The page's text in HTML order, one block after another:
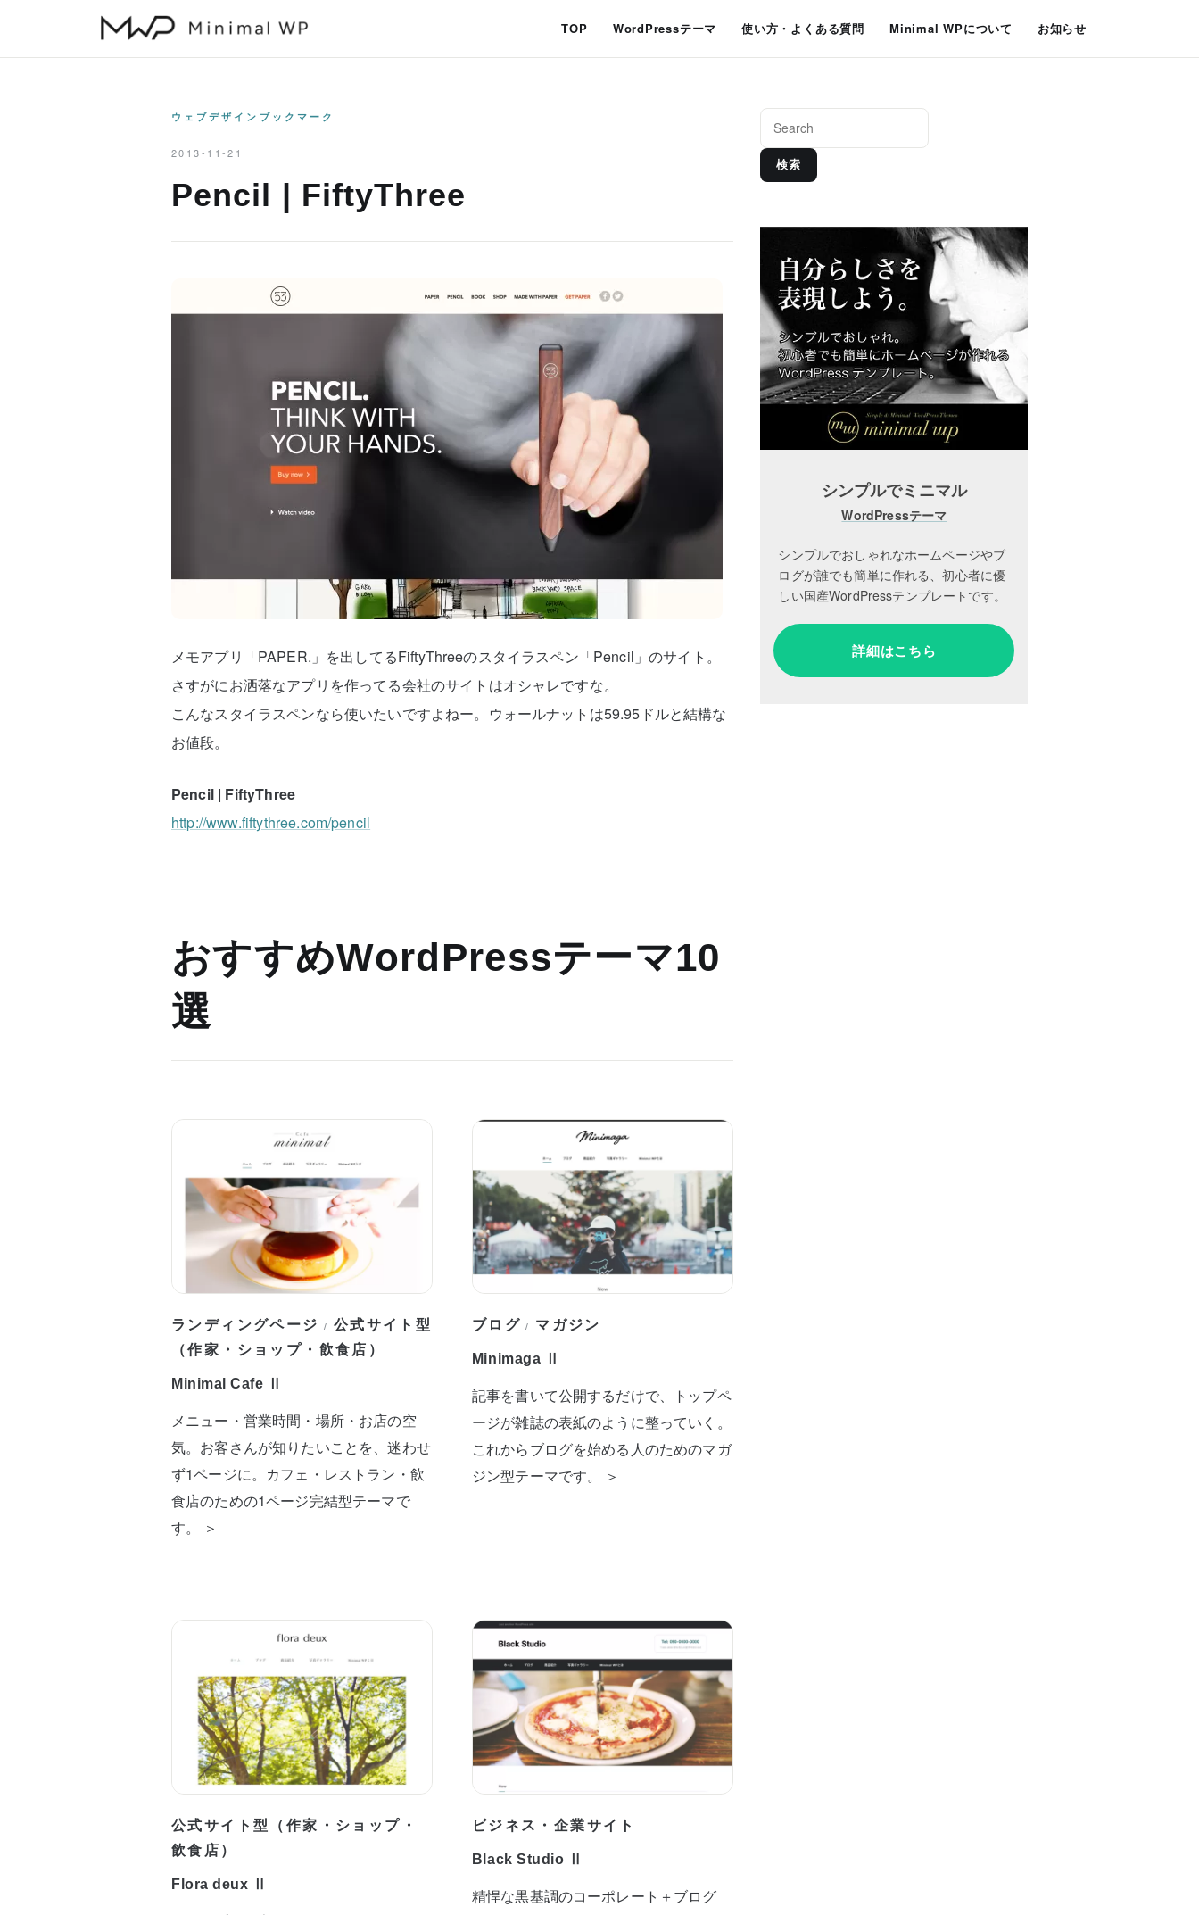
TOP WordPressテーマ 使い方・よくある質問 Minimal WPについて お知らせ
ウェブデザインブックマーク
2013-11-21
Pencil | FiftyThree
メモアプリ「PAPER.」を出してるFiftyThreeのスタイラスペン「Pencil」のサイト。
さすがにお洒落なアプリを作ってる会社のサイトはオシャレですな。
こんなスタイラスペンなら使いたいですよねー。ウォールナットは59.95ドルと結構な
お値段。
Pencil | FiftyThree
http://www.fiftythree.com/pencil
おすすめWordPressテーマ10
選
ランディングページ / 公式サイト型
（作家・ショップ・飲食店）
Minimal Cafe Ⅱ
メニュー・営業時間・場所・お店の空
気。お客さんが知りたいことを、迷わせ
ず1ページに。カフェ・レストラン・飲
食店のための1ページ完結型テーマで
す。 ＞
ブログ / マガジン
Minimaga Ⅱ
記事を書いて公開するだけで、トップペ
ージが雑誌の表紙のように整っていく。
これからブログを始める人のためのマガ
ジン型テーマです。 ＞
公式サイト型（作家・ショップ・
飲食店）
Flora deux Ⅱ
ビジネス・企業サイト
Black Studio Ⅱ
精悍な黒基調のコーポレート＋ブログ
検索
シンプルでミニマル
WordPressテーマ
シンプルでおしゃれなホームページやブ
ログが誰でも簡単に作れる、初心者に優
しい国産WordPressテンプレートです。
詳細はこちら